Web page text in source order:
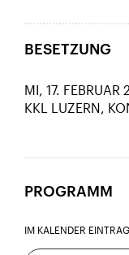
BESETZUNG
MI, 17.
KKL LUZERN,
PROGRAMM
IM KALENDER